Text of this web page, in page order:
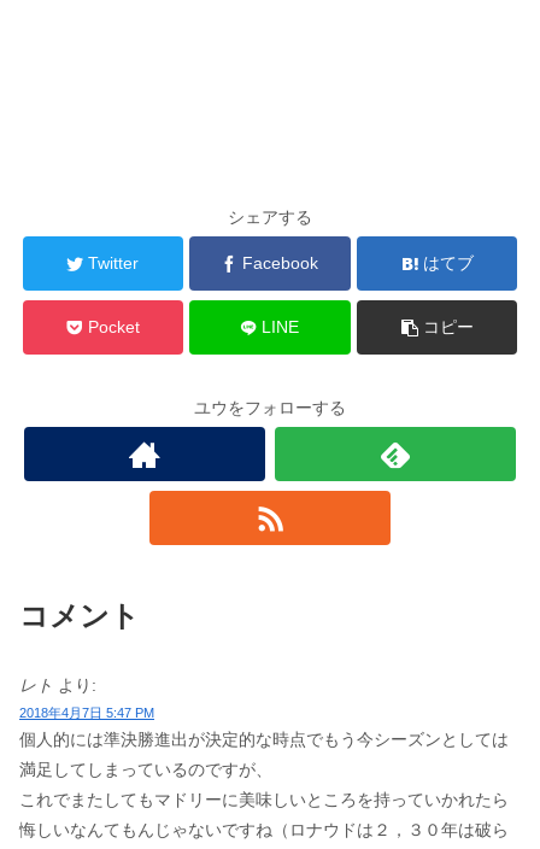
シェアする
Twitter Facebook はてブ
Pocket LINE コピー
ユウをフォローする
コメント
レト より:
2018年4月7日 5:47 PM
個人的には準決勝進出が決定的な時点でもう今シーズンとしては
満足してしまっているのですが、
これでまたしてもマドリーに美味しいところを持っていかれたら
悔しいなんてもんじゃないですね（ロナウドは２，３０年は破ら